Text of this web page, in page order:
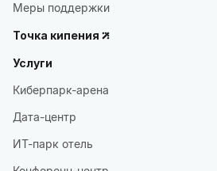
Меры поддержки
Точка кипения
Услуги
Киберпарк-арена
Дата-центр
ИТ-парк отель